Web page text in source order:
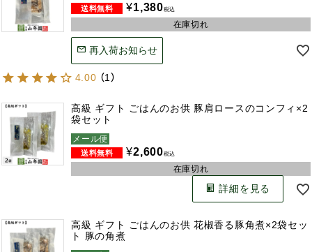
¥1,380税込
在庫切れ
再入荷お知らせ
4.00 （1 ）
高級 ギフト ごはんのお供 豚肩ロースのコンフィ×2
袋セット
メール便
¥2,600税込
在庫切れ
詳細を見る
高級 ギフト ごはんのお供 花椒香る豚角煮×2袋セッ
ト 豚の角煮